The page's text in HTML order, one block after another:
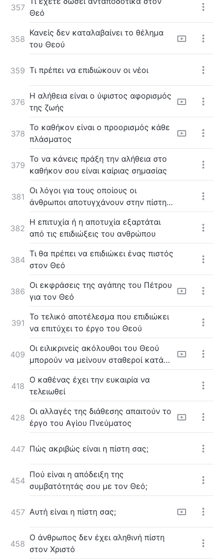
357
Θεό
358
Κανείς δεν καταλαβαίνει το θέλημα
του Θεού
359 Τι πρέπει να επιδιώκουν οι νέοι
376
Η αλήθεια είναι ο ύψιστος αφορισμός
της ζωής
378
Το καθήκον είναι ο προορισμός κάθε
πλάσματος
379
Το να κάνεις πράξη την αλήθεια στο
καθήκον σου είναι καίριας σημασίας
381
Οι λόγοι για τους οποίους οι
άνθρωποι αποτυγχάνουν στην πίστη
τους στον Θεό
382
Η επιτυχία ή η αποτυχία εξαρτάται
από τις επιδιώξεις του ανθρώπου
384
Τι θα πρέπει να επιδιώκει ένας πιστός
στον Θεό
386
Οι εκφράσεις της αγάπης του Πέτρου
για τον Θεό
391
Το τελικό αποτέλεσμα που επιδιώκει
να επιτύχει το έργο του Θεού
409
Οι ειλικρινείς ακόλουθοι του Θεού
μπορούν να μείνουν σταθεροί κατά
τις δοκιμασίες
418
Ο καθένας έχει την ευκαιρία να
τελειωθεί
428
Οι αλλαγές της διάθεσης απαιτούν το
έργο του Αγίου Πνεύματος
447 Πώς ακριβώς είναι η πίστη σας;
454
Πού είναι η απόδειξη της
συμβατότητάς σου με τον Θεό;
457 Αυτή είναι η πίστη σας;
458
Ο άνθρωπος δεν έχει αληθινή πίστη
στον Χριστό